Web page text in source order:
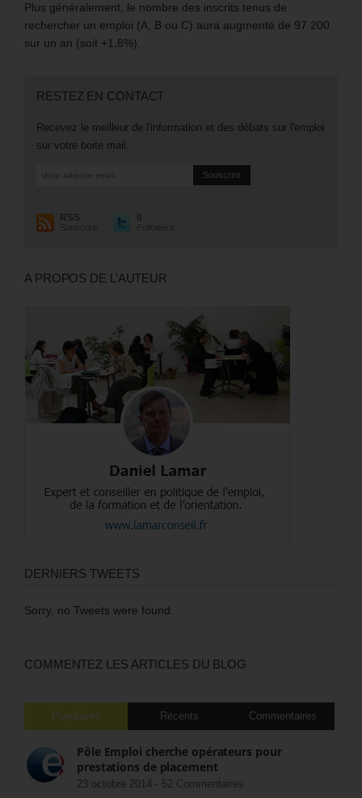
Plus généralement, le nombre des inscrits tenus de
rechercher un emploi (A, B ou C) aura augmenté de 97 200
sur un an (soit +1,8%).
RESTEZ EN CONTACT
Recevez le meilleur de l'information et des débats sur l'emploi
sur votre boite mail.
RSS
Souscrire
0
Followers
A PROPOS DE L’AUTEUR
DERNIERS TWEETS
Sorry, no Tweets were found.
COMMENTEZ LES ARTICLES DU BLOG
Populaires Récents Commentaires
Pôle Emploi cherche opérateurs pour
prestations de placement
23 octobre 2014 - 52 Commentaires